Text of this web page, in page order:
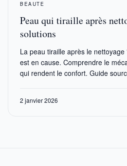
BEAUTE
Peau qui tiraille après
solutions
La peau tiraille après le
est en cause. Comprendre le
qui rendent le confort. Guide
2 janvier 2026